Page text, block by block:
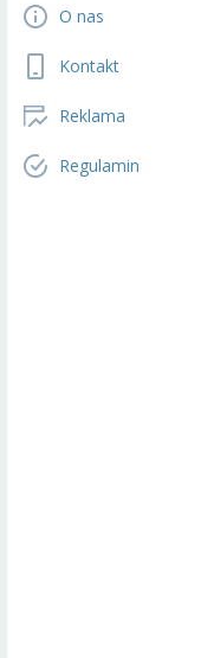
O nas
Kontakt
Reklama
Regulamin